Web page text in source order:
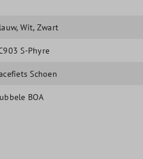
, Wit, Zwart
S-Phyre
Schoen
BOA